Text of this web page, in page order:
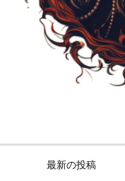
最新の投稿